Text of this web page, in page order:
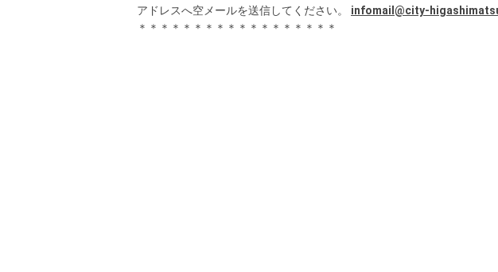
アドレスへ空メールを送信してください。 infomail@city-
＊＊＊＊＊＊＊＊＊＊＊＊＊＊＊＊＊＊